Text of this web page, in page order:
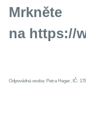
Mrkněte
na https://
Odpovědná osoba: Petra Heger, IČ: